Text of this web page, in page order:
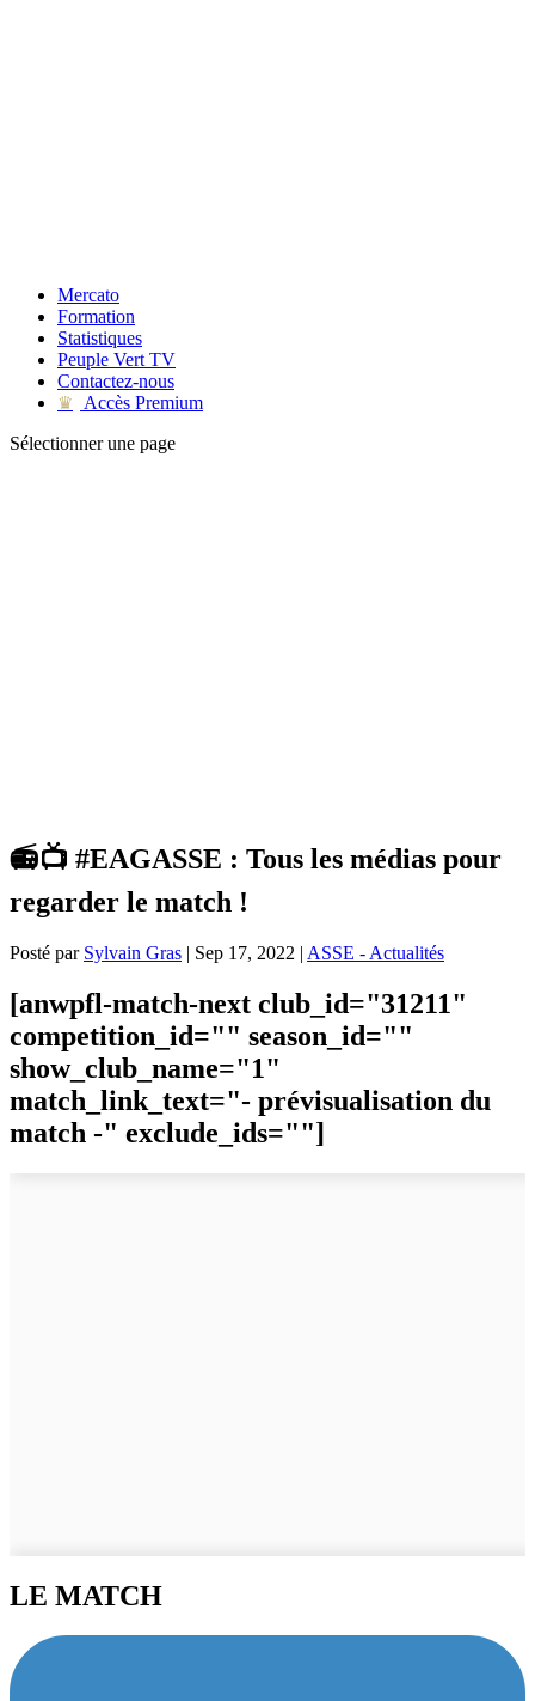
Mercato
Formation
Statistiques
Peuple Vert TV
Contactez-nous
♛
Accès Premium
Sélectionner une page
📻📺 #EAGASSE : Tous les médias pour
regarder le match !
Posté par Sylvain Gras | Sep 17, 2022 | ASSE - Actualités
[anwpfl-match-next club_id="31211"
competition_id="" season_id=""
show_club_name="1"
match_link_text="- prévisualisation du
match -" exclude_ids=""]
LE MATCH